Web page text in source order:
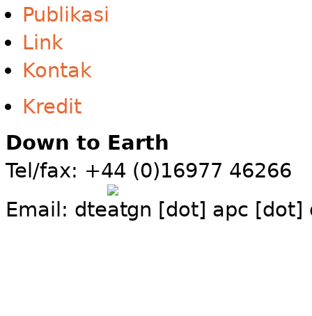
Publikasi
Link
Kontak
Kredit
Down to Earth
Tel/fax: +44 (0)16977 46266
Email: dte gn [dot] apc [dot]